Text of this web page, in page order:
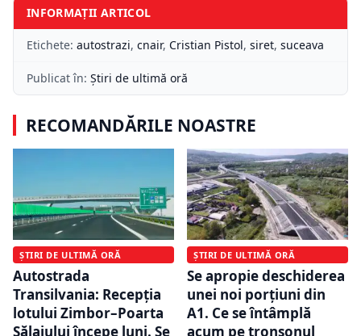
INFORMAȚII ARTICOL
Etichete: autostrazi, cnair, Cristian Pistol, siret, suceava
Publicat în: Știri de ultimă oră
RECOMANDĂRILE NOASTRE
ȘTIRI DE ULTIMĂ ORĂ
Autostrada
Transilvania: Recepția
lotului Zimbor–Poarta
Sălajului începe luni. Se
ȘTIRI DE ULTIMĂ ORĂ
Se apropie deschiderea
unei noi porțiuni din
A1. Ce se întâmplă
acum pe tronsonul